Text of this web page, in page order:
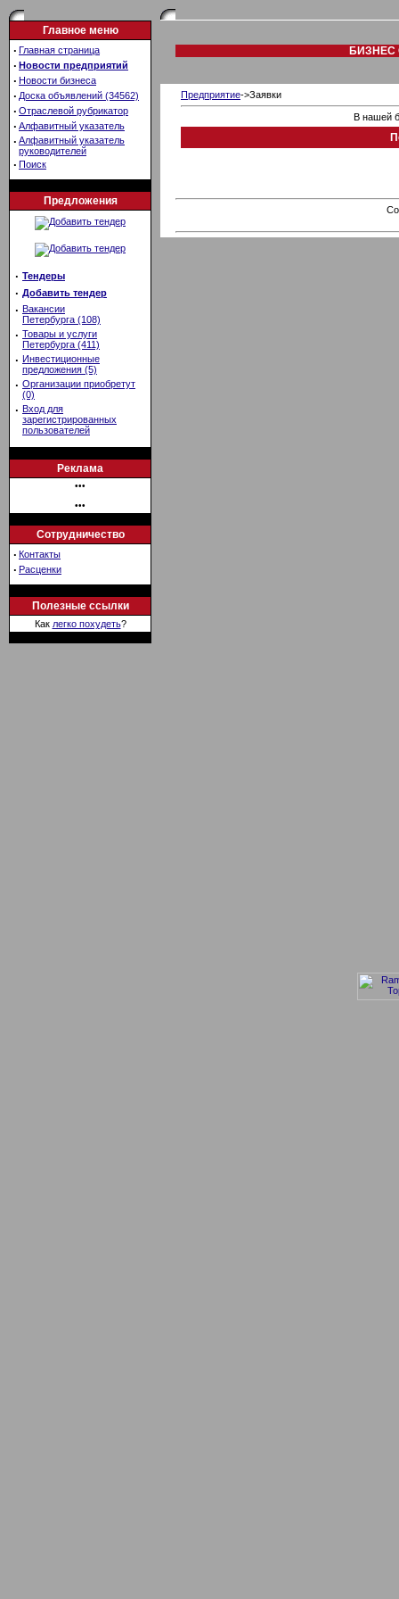
Главное меню
· Главная страница
· Новости предприятий
· Новости бизнеса
· Доска объявлений (34562)
· Отраслевой рубрикатор
· Алфавитный указатель
· Алфавитный указатель
руководителей
· Поиск
Предложения
· Тендеры
· Добавить тендер
· Вакансии
Петербурга (108)
· Товары и услуги
Петербурга (411)
· Инвестиционные
предложения (5)
· Организации приобретут
(0)
· Вход для
зарегистрированных
пользователей
Реклама
•••
•••
Сотрудничество
· Контакты
· Расценки
Полезные ссылки
Как легко похудеть?
БИЗНЕС
Предприятие->Заявки
В нашей